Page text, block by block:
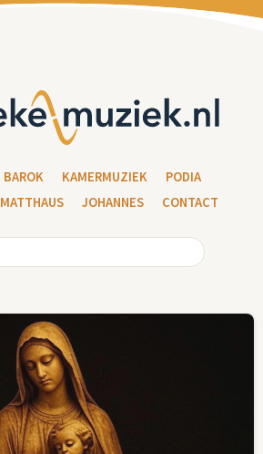
BAROK KAMERMUZIEK
PODIA
MATTHAUS JOHANNES CONTACT